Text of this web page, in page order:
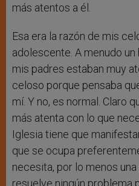
más atentos a él.
Esa era la razón de mis
adolescente. A menudo
mis padres estaban muy
celoso porque pensaba
mí. Y no, es normal. Claro
más atenta con lo que
Iglesia tiene que
que se ocupa
necesita, por lo menos
resuelve ningún problema